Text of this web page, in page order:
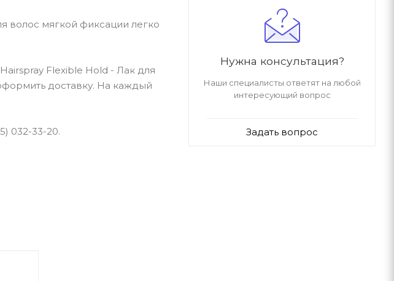
волос мягкой фиксации легко
Flexible Hold - Лак для
доставку. На каждый
032-33-20.
Нужна консультация?
Наши специалисты ответят на любой
интересующий вопрос
Задать вопрос